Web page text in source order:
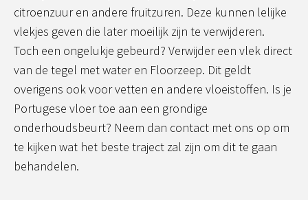
citroenzuur en andere fruitzuren. Deze kunnen lelijke
vlekjes geven die later moeilijk zijn te verwijderen.
Toch een ongelukje gebeurd? Verwijder een vlek direct
van de tegel met water en Floorzeep. Dit geldt
overigens ook voor vetten en andere vloeistoffen. Is je
Portugese vloer toe aan een grondige
onderhoudsbeurt? Neem dan contact met ons op om
te kijken wat het beste traject zal zijn om dit te gaan
behandelen.